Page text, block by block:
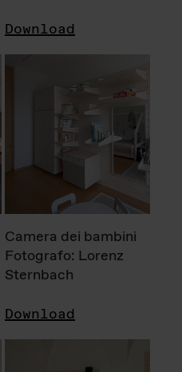
Download
Camera dei bambini
Fotografo: Lorenz
Sternbach
Download